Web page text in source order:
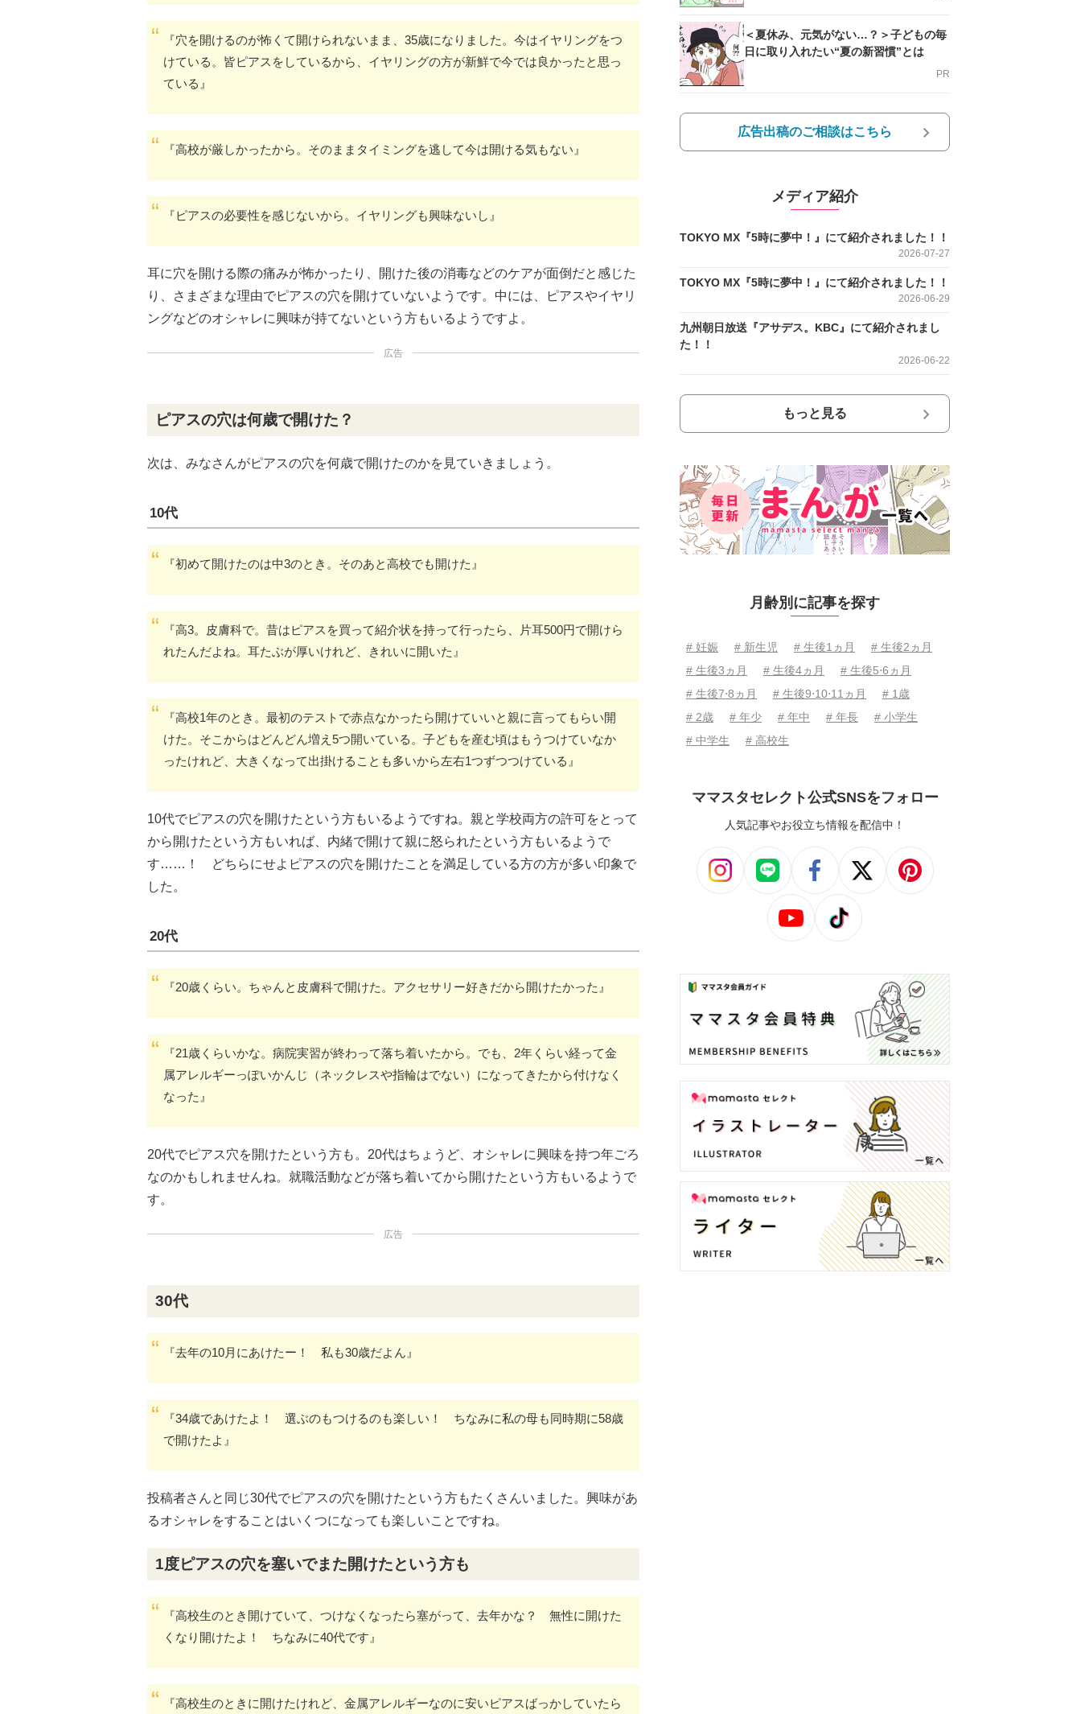
『穴を開けるのが怖くて開けられないまま、35歳になりました。今はイヤリングをつ
けている。皆ピアスをしているから、イヤリングの方が新鮮で今では良かったと思っ
ている』
『高校が厳しかったから。そのままタイミングを逃して今は開ける気もない』
『ピアスの必要性を感じないから。イヤリングも興味ないし』
耳に穴を開ける際の痛みが怖かったり、開けた後の消毒などのケアが面倒だと感じた
り、さまざまな理由でピアスの穴を開けていないようです。中には、ピアスやイヤリ
ングなどのオシャレに興味が持てないという方もいるようですよ。
広告
ピアスの穴は何歳で開けた？
次は、みなさんがピアスの穴を何歳で開けたのかを見ていきましょう。
10代
『初めて開けたのは中3のとき。そのあと高校でも開けた』
『高3。皮膚科で。昔はピアスを買って紹介状を持って行ったら、片耳500円で開けら
れたんだよね。耳たぶが厚いけれど、きれいに開いた』
『高校1年のとき。最初のテストで赤点なかったら開けていいと親に言ってもらい開
けた。そこからはどんどん増え5つ開いている。子どもを産む頃はもうつけていなか
ったけれど、大きくなって出掛けることも多いから左右1つずつつけている』
10代でピアスの穴を開けたという方もいるようですね。親と学校両方の許可をとって
から開けたという方もいれば、内緒で開けて親に怒られたという方もいるようで
す……！ どちらにせよピアスの穴を開けたことを満足している方の方が多い印象で
した。
20代
『20歳くらい。ちゃんと皮膚科で開けた。アクセサリー好きだから開けたかった』
『21歳くらいかな。病院実習が終わって落ち着いたから。でも、2年くらい経って金
属アレルギーっぽいかんじ（ネックレスや指輪はでない）になってきたから付けなく
なった』
20代でピアス穴を開けたという方も。20代はちょうど、オシャレに興味を持つ年ごろ
なのかもしれませんね。就職活動などが落ち着いてから開けたという方もいるようで
す。
広告
30代
『去年の10月にあけたー！ 私も30歳だよん』
『34歳であけたよ！ 選ぶのもつけるのも楽しい！ ちなみに私の母も同時期に58歳
で開けたよ』
投稿者さんと同じ30代でピアスの穴を開けたという方もたくさんいました。興味があ
るオシャレをすることはいくつになっても楽しいことですね。
1度ピアスの穴を塞いでまた開けたという方も
『高校生のとき開けていて、つけなくなったら塞がって、去年かな？ 無性に開けた
くなり開けたよ！ ちなみに40代です』
『高校生のときに開けたけれど、金属アレルギーなのに安いピアスばっかしていたら
＜夏休み、元気がない…？＞子どもの毎
日に取り入れたい“夏の新習慣”とは
PR
広告出稿のご相談はこちら
メディア紹介
TOKYO MX『5時に夢中！』にて紹介されました！！
2026-07-27
TOKYO MX『5時に夢中！』にて紹介されました！！
2026-06-29
九州朝日放送『アサデス。KBC』にて紹介されまし
た！！
2026-06-22
もっと見る
月齢別に記事を探す
# 妊娠 # 新生児 # 生後1ヵ月
# 生後2ヵ月
# 生後3ヵ月
# 生後4ヵ月
# 生後5⋅6ヵ月
# 生後7⋅8ヵ月
# 生後9⋅10⋅11ヵ月
# 1歳
# 2歳
# 年少 # 年中 # 年長
# 小学生
# 中学生
# 高校生
ママスタセレクト公式SNSをフォロー
人気記事やお役立ち情報を配信中！